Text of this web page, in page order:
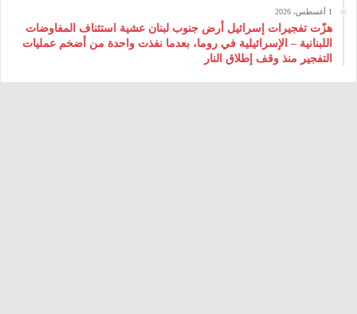
1 أغسطس، 2026
هزّت تفجيرات إسرائيل أرض جنوب لبنان عشية استئناف المفاوضات
اللبنانية – الإسرائيلية في روما، بعدما نفذت واحدة من أضخم عمليات
التفجير منذ وقف إطلاق النار